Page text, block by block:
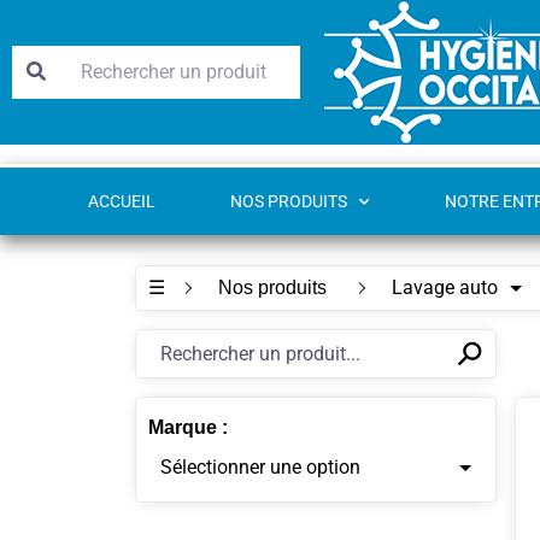
ACCUEIL NOS PRODUITS NOTRE
☰ Nos produits Lavage auto
✕⚲
Marque :
Sélectionner une option